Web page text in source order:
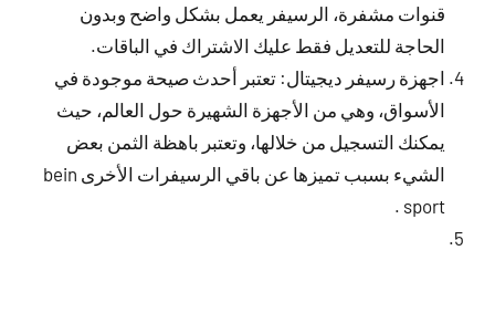
قنوات مشفرة، الرسيفر يعمل بشكل واضح وبدون
الحاجة للتعديل فقط عليك الاشتراك في الباقات.
اجهزة رسيفر ديجيتال: تعتبر أحدث صيحة موجودة في
الأسواق، وهي من الأجهزة الشهيرة حول العالم، حيث
يمكنك التسجيل من خلالها، وتعتبر باهظة الثمن بعض
الشيء بسبب تميزها عن باقي الرسيفرات الأخرى bein
sport .